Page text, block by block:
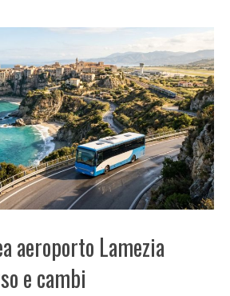
aeroporto Lamezia
e cambi